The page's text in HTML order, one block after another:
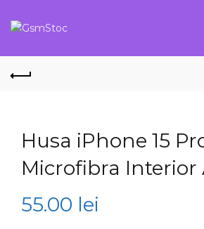
Husa iPhone 15
Microfibra Interior
55.00 lei